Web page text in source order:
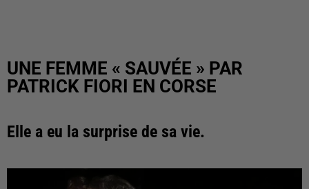
UNE FEMME « SAUVÉE » PAR
PATRICK FIORI EN CORSE
Elle a eu la surprise de sa vie.